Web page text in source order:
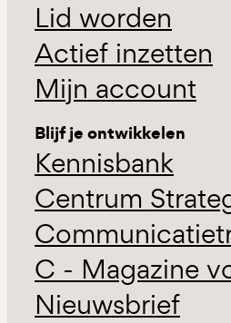
Lid worden
Actief inzetten
Mijn account
Blijf je ontwikkelen
Kennisbank
Centrum
C - Magazine
Nieuwsbrief